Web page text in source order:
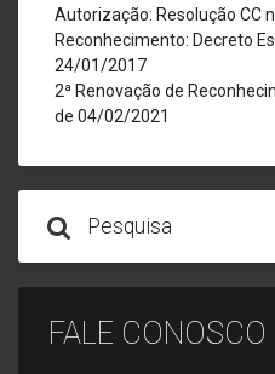
Autorização: Resolução CC
Reconhecimento: Decreto
24/01/2017
2ª Renovação de
de 04/02/2021
Pesquisa
FALE CONOSCO